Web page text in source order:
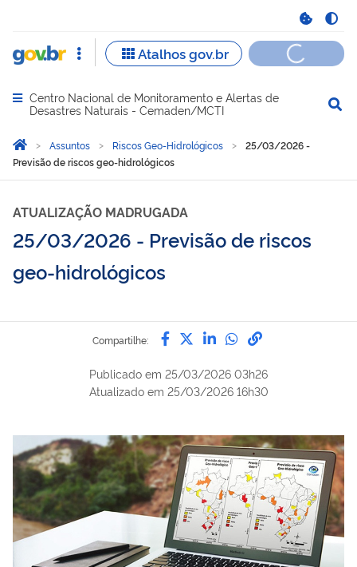
Abrir menu principal de navegação
Centro Nacional de Monitoramento e Alertas de
Desastres Naturais - Cemaden/MCTI
Você está aqui:
Página Inicial
Assuntos Riscos Geo-Hidrológicos
25/03/2026 -
Previsão de riscos geo-hidrológicos
ATUALIZAÇÃO MADRUGADA
25/03/2026 - Previsão de riscos
geo-hidrológicos
Compartilhe: Compartilhe por Facebook
Compartilhe por Twitter
Compartilhe por
Compartilhe
link para
Publicado em 25/03/2026 03h26
Atualizado em 25/03/2026 16h30